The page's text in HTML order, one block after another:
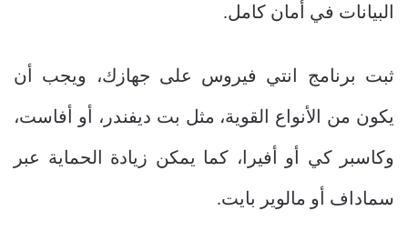
البيانات في أمان كامل.
ثبت برنامج انتي فيروس على جهازك، ويجب أن
يكون من الأنواع القوية، مثل بت ديفندر، أو أفاست،
وكاسبر كي أو أفيرا، كما يمكن زيادة الحماية عبر
سماداف أو مالوير بايت.